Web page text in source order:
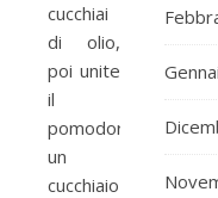
cucchiai
di olio,
poi unite
il
pomodoro,
un
cucchiaio